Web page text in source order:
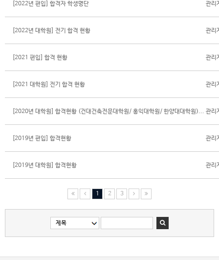
[2022년 편입] 합격자 학생명단 관리
[2022년 대학원] 전기 합격 현황 관리
[2021 편입] 합격 현황 관리
[2021 대학원] 전기 합격 현황 관리
[2020년 대학원] 합격현황 (건대건축전문대학원/ 홍익대학원/ 한양대대학원)... 관리
[2019년 편입] 합격현황 관리
[2019년 대학원] 합격현황 관리
1 2 3